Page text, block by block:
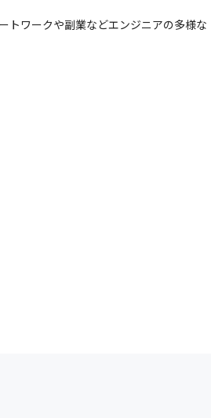
トワークや副業などエンジニアの多様な